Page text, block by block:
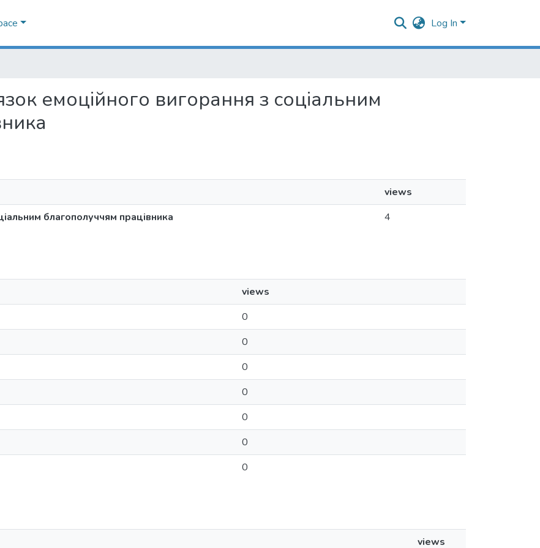
Log In
емоційного вигорання з соціальним
views
благополуччям працівника
4
views
0
0
0
0
0
0
0
views